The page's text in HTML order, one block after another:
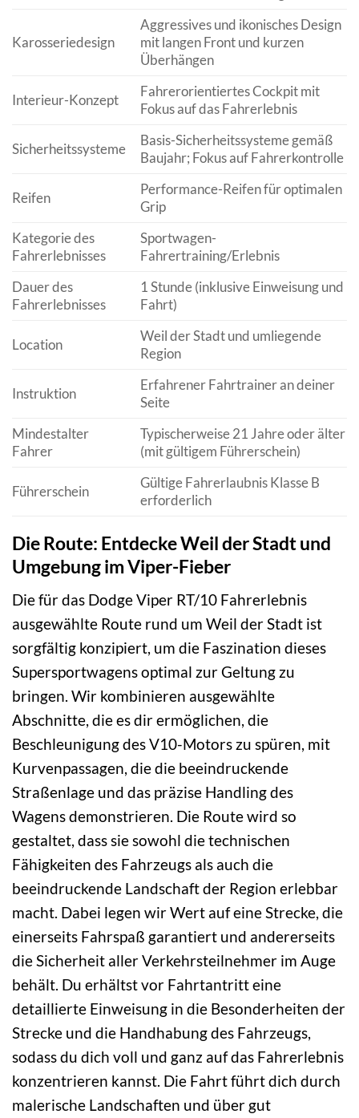
Karosseriedesign
Aggressives und ikonisches Design
mit langen Front und kurzen
Überhängen
Interieur-Konzept
Fahrerorientiertes Cockpit mit
Fokus auf das Fahrerlebnis
Sicherheitssysteme
Basis-Sicherheitssysteme gemäß
Baujahr; Fokus auf Fahrerkontrolle
Reifen
Performance-Reifen für optimalen
Grip
Kategorie des
Fahrerlebnisses
Sportwagen-
Fahrertraining/Erlebnis
Dauer des
Fahrerlebnisses
1 Stunde (inklusive Einweisung und
Fahrt)
Location
Weil der Stadt und umliegende
Region
Instruktion
Erfahrener Fahrtrainer an deiner
Seite
Mindestalter
Fahrer
Typischerweise 21 Jahre oder älter
(mit gültigem Führerschein)
Führerschein
Gültige Fahrerlaubnis Klasse B
erforderlich
Die Route: Entdecke Weil der Stadt und
Umgebung im Viper-Fieber
Die für das Dodge Viper RT/10 Fahrerlebnis
ausgewählte Route rund um Weil der Stadt ist
sorgfältig konzipiert, um die Faszination dieses
Supersportwagens optimal zur Geltung zu
bringen. Wir kombinieren ausgewählte
Abschnitte, die es dir ermöglichen, die
Beschleunigung des V10-Motors zu spüren, mit
Kurvenpassagen, die die beeindruckende
Straßenlage und das präzise Handling des
Wagens demonstrieren. Die Route wird so
gestaltet, dass sie sowohl die technischen
Fähigkeiten des Fahrzeugs als auch die
beeindruckende Landschaft der Region erlebbar
macht. Dabei legen wir Wert auf eine Strecke, die
einerseits Fahrspaß garantiert und andererseits
die Sicherheit aller Verkehrsteilnehmer im Auge
behält. Du erhältst vor Fahrtantritt eine
detaillierte Einweisung in die Besonderheiten der
Strecke und die Handhabung des Fahrzeugs,
sodass du dich voll und ganz auf das Fahrerlebnis
konzentrieren kannst. Die Fahrt führt dich durch
malerische Landschaften und über gut